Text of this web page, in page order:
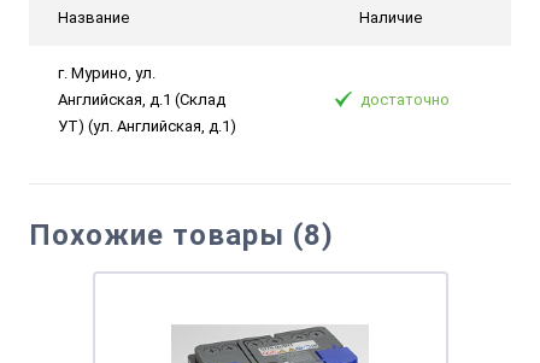
Название Наличие
г. Мурино, ул.
Английская, д.1 (Склад
УТ) (ул. Английская, д.1)
достаточно
Похожие товары (8)